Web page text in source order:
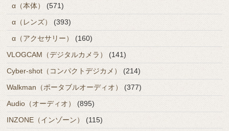
α（本体）
(571)
α（レンズ）
(393)
α（アクセサリー）
(160)
VLOGCAM（デジタルカメラ）
(141)
Cyber-shot（コンパクトデジカメ）
(214)
Walkman（ポータブルオーディオ）
(377)
Audio（オーディオ）
(895)
INZONE（インゾーン）
(115)